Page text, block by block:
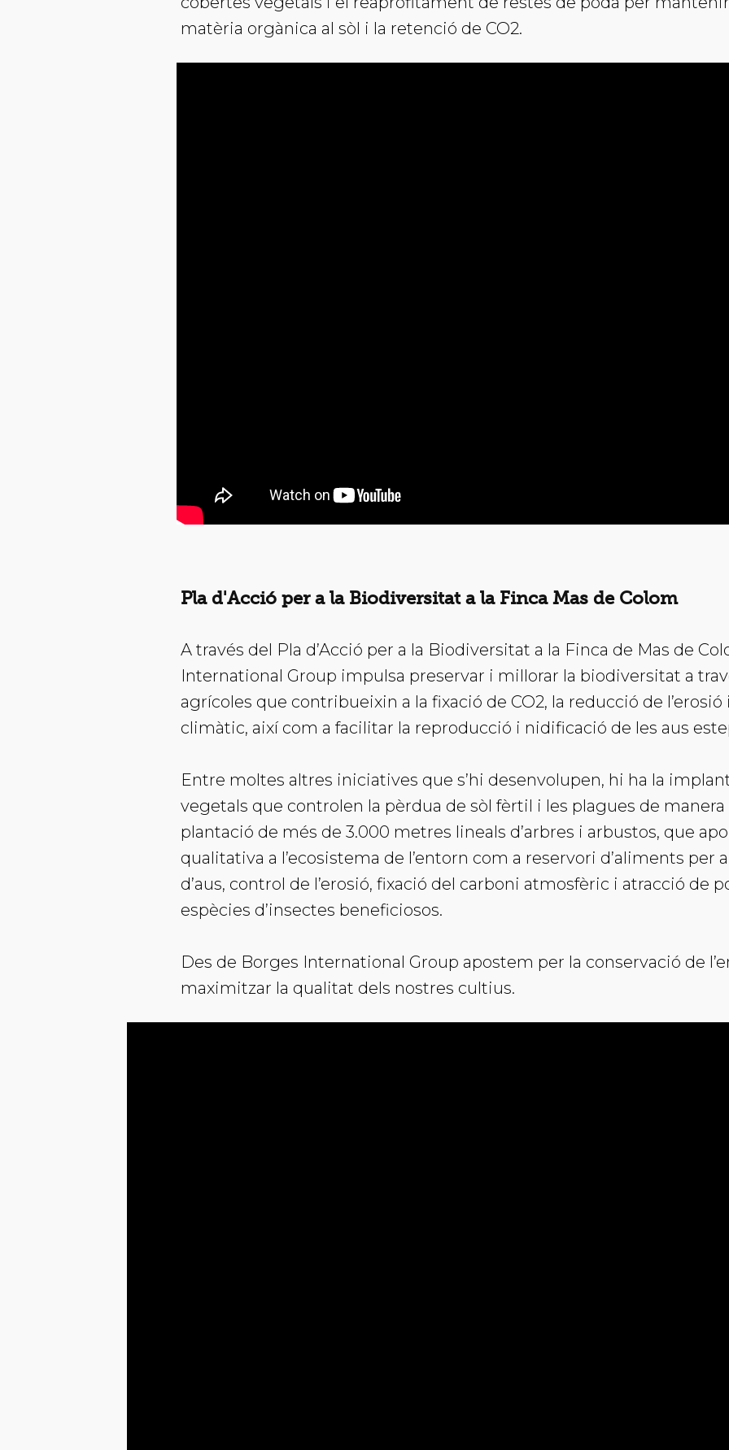
matèria orgànica al sòl i la retenció de CO2.
Pla d'Acció per a la Biodiversitat a la Finca Mas de Colom
A través del Pla d’Acció per a la Biodiversitat a la Finca de Mas de
International Group impulsa preservar i millorar la biodiversitat a
agrícoles que contribueixin a la fixació de CO2, la reducció de
climàtic, així com a facilitar la reproducció i nidificació de les aus
Entre moltes altres iniciatives que s’hi desenvolupen, hi ha la
vegetals que controlen la pèrdua de sòl fèrtil i les plagues de manera
plantació de més de 3.000 metres lineals d’arbres i arbustos, que
qualitativa a l’ecosistema de l’entorn com a reservori d’aliments per
d’aus, control de l’erosió, fixació del carboni atmosfèric i atracció de
espècies d’insectes beneficiosos.
Des de Borges International Group apostem per la conservació de
maximitzar la qualitat dels nostres cultius.